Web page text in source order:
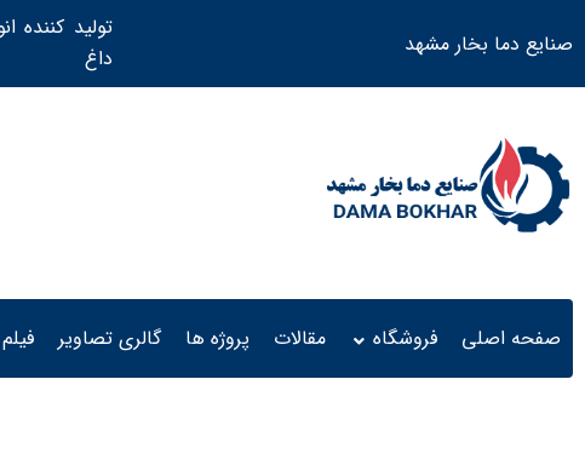
صنایع دما بخار مشهد
تولید کننده
داغ ​
صفحه اصلی فروشگاه مقالات پروژه ها گالری تصاویر